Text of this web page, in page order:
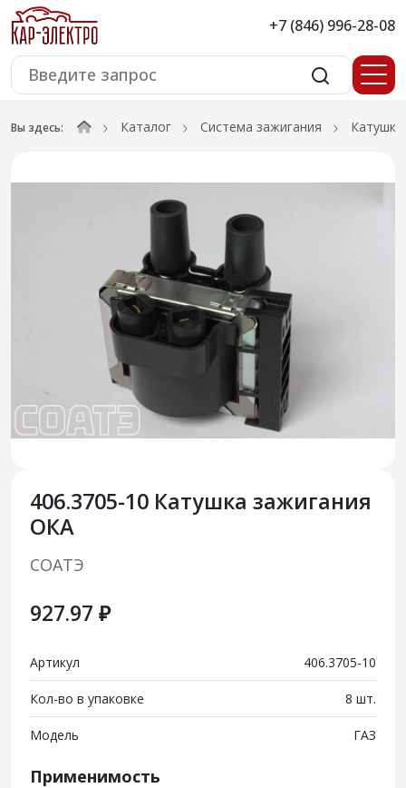
+7 (846) 996-28-08
Вы здесь: Каталог Система зажигания
406.3705-10 Катушка зажигания
ОКА
СОАТЭ
927.97 ₽
Артикул 406.3705-10
Кол-во в упаковке 8 шт.
Модель ГАЗ
Применимость